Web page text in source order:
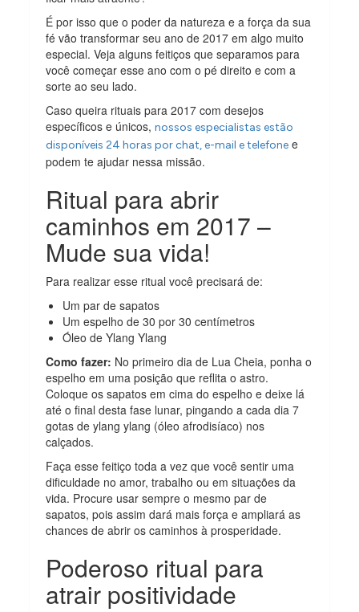
É por isso que o poder da natureza e a força da sua
fé vão transformar seu ano de 2017 em algo muito
especial. Veja alguns feitiços que separamos para
você começar esse ano com o pé direito e com a
sorte ao seu lado.
Caso queira rituais para 2017 com desejos
específicos e únicos,nossos especialistas estão
disponíveis 24 horas por chat, e-mail e telefone e
podem te ajudar nessa missão.
Ritual para abrir
caminhos em 2017 –
Mude sua vida!
Para realizar esse ritual você precisará de:
Um par de sapatos
Um espelho de 30 por 30 centímetros
Óleo de Ylang Ylang
Como fazer: No primeiro dia de Lua Cheia, ponha o
espelho em uma posição que reflita o astro.
Coloque os sapatos em cima do espelho e deixe lá
até o final desta fase lunar, pingando a cada dia 7
gotas de ylang ylang (óleo afrodisíaco) nos
calçados.
Faça esse feitiço toda a vez que você sentir uma
dificuldade no amor, trabalho ou em situações da
vida. Procure usar sempre o mesmo par de
sapatos, pois assim dará mais força e ampliará as
chances de abrir os caminhos à prosperidade.
Poderoso ritual para
atrair positividade